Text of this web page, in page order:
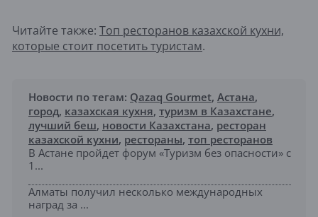
Читайте также: Топ ресторанов казахской кухни,
которые стоит посетить туристам.
Новости по тегам: Qazaq Gourmet, Астана,
город, казахская кухня, туризм в Казахстане,
лучший беш, новости Казахстана, ресторан
казахской кухни, рестораны, топ ресторанов
В Астане пройдет форум «Туризм без опасности» с
1...
Алматы получил несколько международных
наград за ...